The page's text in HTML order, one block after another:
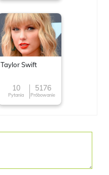
Taylor Swift
10
Pytania
5176
Próbowanie